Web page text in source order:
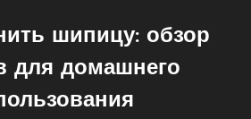
шипицу: обзор
для домашнего